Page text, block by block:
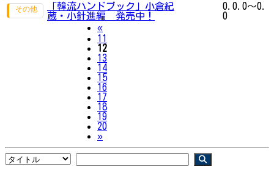
「韓流ハンドブック」小倉紀
蔵・小針進編 発売中！
0.0.0～0.
0
«Previous
11
12
13
14
15
16
17
18
19
20
»Next